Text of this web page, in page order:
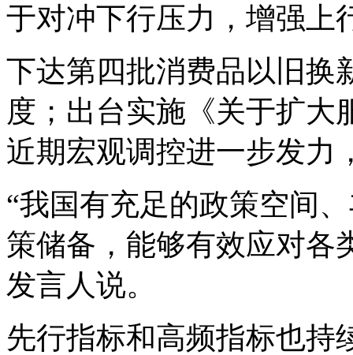
于对冲下行压力，增强上
下达第四批消费品以旧换
度；出台实施《关于扩
近期宏观调控进一步发力
“我国有充足的政策空间
策储备，能够有效应对各
发言人说。
先行指标和高频指标也